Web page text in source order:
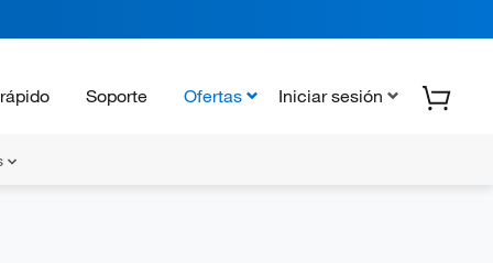
Soporte Ofertas Iniciar sesión